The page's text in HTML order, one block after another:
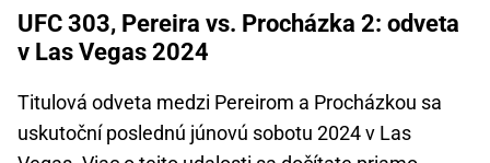
UFC 303, Pereira vs. Procházka 2: odveta
v Las Vegas 2024
Titulová odveta medzi Pereirom a Procházkou sa
uskutoční poslednú júnovú sobotu 2024 v Las